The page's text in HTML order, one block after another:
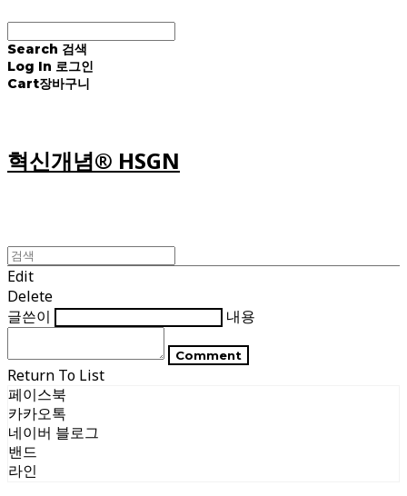
Search 검색
Log In 로그인
Cart장바구니
혁신개념® HSGN
Edit
Delete
글쓴이
내용
Comment
Return To List
페이스북
카카오톡
네이버 블로그
밴드
라인